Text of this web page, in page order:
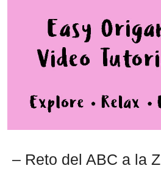
– Reto del ABC a la Z